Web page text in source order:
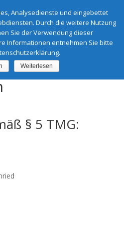
§ 5 TMG:
Analysedienste und eingebettet
Durch die weitere Nutzung
Sie der Verwendung dieser
Informationen entnehmen Sie bitte
Weiterlesen